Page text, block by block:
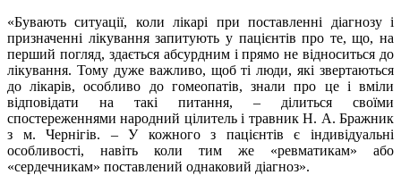
«Бувають ситуації, коли лікарі при поставленні діагнозу і
призначенні лікування запитують у пацієнтів про те, що, на
перший погляд, здається абсурдним і прямо не відноситься до
лікування. Тому дуже важливо, щоб ті люди, які звертаються
до лікарів, особливо до гомеопатів, знали про це і вміли
відповідати на такі питання, – ділиться своїми
спостереженнями народний цілитель і травник Н. А. Бражник
з м. Чернігів. – У кожного з пацієнтів є індивідуальні
особливості, навіть коли тим же «ревматикам» або
«сердечникам» поставлений однаковий діагноз».